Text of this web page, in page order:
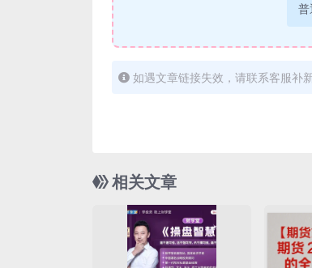
普
如遇文章链接失效，请联系客服补
相关文章